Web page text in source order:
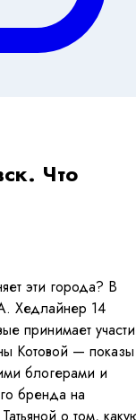
Что
эти города? В
Хедлайнер 14
принимает
Котовой — показы
блогерами и
бренда на
о том,